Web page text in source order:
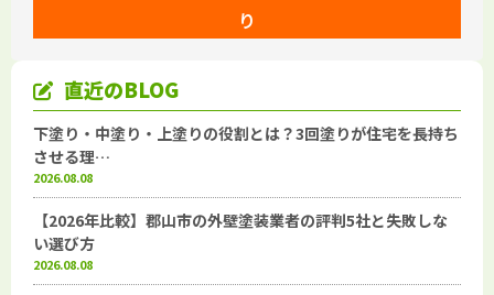
り
直近のBLOG
下塗り・中塗り・上塗りの役割とは？3回塗りが住宅を長持ち
させる理…
2026.08.08
【2026年比較】郡山市の外壁塗装業者の評判5社と失敗しな
い選び方
2026.08.08